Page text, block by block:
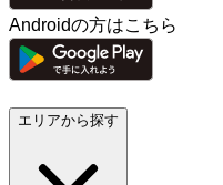
Androidの方はこちら
エリアから探す